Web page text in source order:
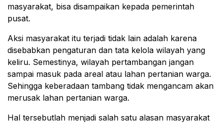
masyarakat, bisa disampaikan kepada pemerintah
pusat.
Aksi masyarakat itu terjadi tidak lain adalah karena
disebabkan pengaturan dan tata kelola wilayah yang
keliru. Semestinya, wilayah pertambangan jangan
sampai masuk pada areal atau lahan pertanian warga.
Sehingga keberadaan tambang tidak mengancam akan
merusak lahan pertanian warga.
Hal tersebutlah menjadi salah satu alasan masyarakat